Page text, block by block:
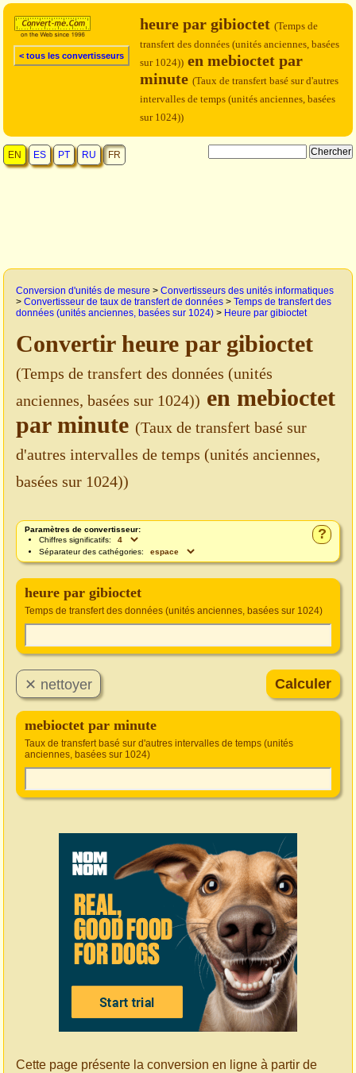
< tous les convertisseurs
heure par gibioctet (Temps de
transfert des données (unités anciennes, basées
sur 1024)) en mebioctet par
minute (Taux de transfert basé sur d'autres
intervalles de temps (unités anciennes, basées
sur 1024))
EN ES PT RU FR
Conversion d'unités de mesure > Convertisseurs des unités informatiques
> Convertisseur de taux de transfert de données > Temps de transfert des
données (unités anciennes, basées sur 1024) > Heure par gibioctet
Convertir heure par gibioctet
(Temps de transfert des données (unités
anciennes, basées sur 1024)) en mebioctet
par minute (Taux de transfert basé sur
d'autres intervalles de temps (unités anciennes,
basées sur 1024))
?
Paramètres de convertisseur:
Chiffres significatifs:
Séparateur des cathégories:
heure par gibioctet
Temps de transfert des données (unités anciennes, basées sur 1024)
mebioctet par minute
Taux de transfert basé sur d'autres intervalles de temps (unités
anciennes, basées sur 1024)
Cette page présente la conversion en ligne à partir de